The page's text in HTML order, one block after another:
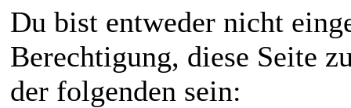
Du bist entweder nicht
Berechtigung, diese Seite
der folgenden sein: